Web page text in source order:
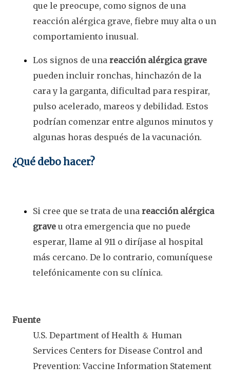
que le preocupe, como signos de una
reacción alérgica grave, fiebre muy alta o un
comportamiento inusual.
Los signos de una reacción alérgica grave
pueden incluir ronchas, hinchazón de la
cara y la garganta, dificultad para respirar,
pulso acelerado, mareos y debilidad. Estos
podrían comenzar entre algunos minutos y
algunas horas después de la vacunación.
¿Qué debo hacer?
Si cree que se trata de una reacción alérgica
grave u otra emergencia que no puede
esperar, llame al 911 o diríjase al hospital
más cercano. De lo contrario, comuníquese
telefónicamente con su clínica.
Fuente
U.S. Department of Health ＆ Human
Services Centers for Disease Control and
Prevention: Vaccine Information Statement